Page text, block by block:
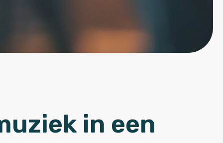
in een